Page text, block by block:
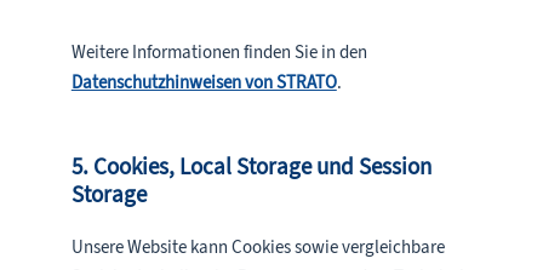
Weitere Informationen finden Sie in den
Datenschutzhinweisen von STRATO.
5. Cookies, Local Storage und Session
Storage
Unsere Website kann Cookies sowie vergleichbare